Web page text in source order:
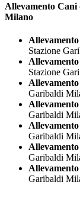
Allevamento
Milano
Stazione
Stazione
Garibaldi
Garibaldi
Garibaldi
Garibaldi
Garibaldi